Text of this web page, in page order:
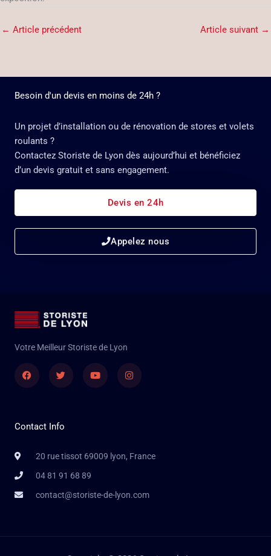
← Article précédent Article suivant →
Besoin d'un devis en moins de 24h ?
Un projet d’installation ou de rénovation de stores et volets
roulants ?
Contactez Storiste de Lyon dès aujourd’hui et bénéficiez
d’un devis gratuit et sans engagement.
Devis en 24h
Appelez nous
Votre Meilleur Storiste de Lyon
FacebookTwitter YoutubeInstagram
Contact Info
20 rue tissot 69009 lyon, France
04 81 91 68 89
contact@storiste-de-lyon.com